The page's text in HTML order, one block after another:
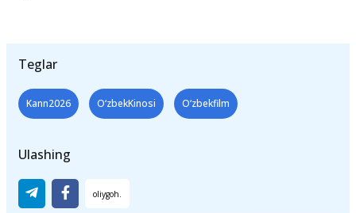
Teglar
Kann2026 O‘zbekKinosi O‘zbekfilm
Ulashing